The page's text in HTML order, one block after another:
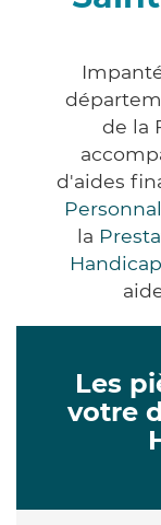
de la
d'aides
la
Les
votre